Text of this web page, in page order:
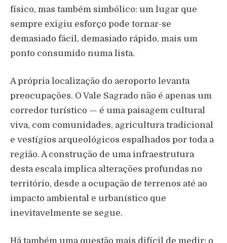
físico, mas também simbólico: um lugar que
sempre exigiu esforço pode tornar-se
demasiado fácil, demasiado rápido, mais um
ponto consumido numa lista.
A própria localização do aeroporto levanta
preocupações. O Vale Sagrado não é apenas um
corredor turístico — é uma paisagem cultural
viva, com comunidades, agricultura tradicional
e vestígios arqueológicos espalhados por toda a
região. A construção de uma infraestrutura
desta escala implica alterações profundas no
território, desde a ocupação de terrenos até ao
impacto ambiental e urbanístico que
inevitavelmente se segue.
Há também uma questão mais difícil de medir: o